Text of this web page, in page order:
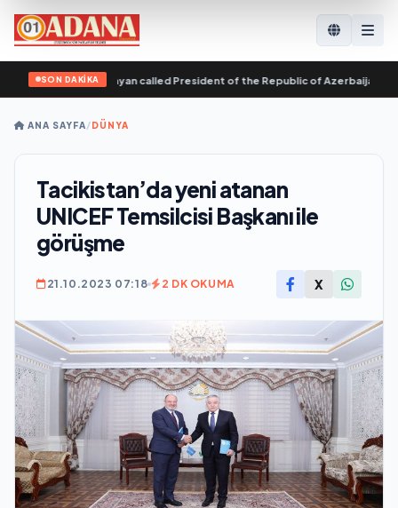
SON DAKİKA
Nikol Pashinyan called President of the Republic of Azerbaijan Ilham
ANA SAYFA/DÜNYA
Tacikistan’da yeni atanan
UNICEF Temsilcisi Başkanı ile
görüşme
21.10.2023 07:18 2 DK OKUMA X